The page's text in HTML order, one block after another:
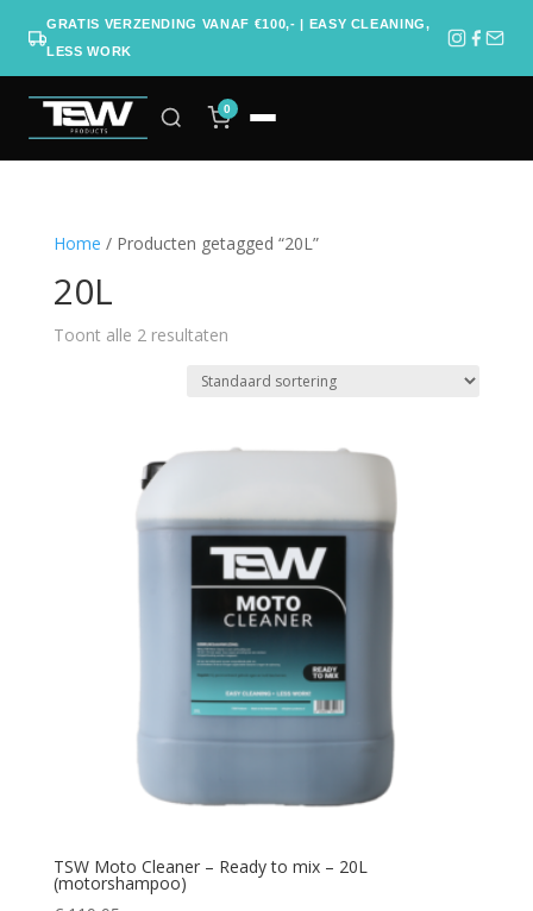
GRATIS VERZENDING VANAF €100,- | EASY CLEANING,
LESS WORK
0
Home / Producten getagged “20L”
20L
Toont alle 2 resultaten
TSW Moto Cleaner – Ready to mix – 20L
(motorshampoo)